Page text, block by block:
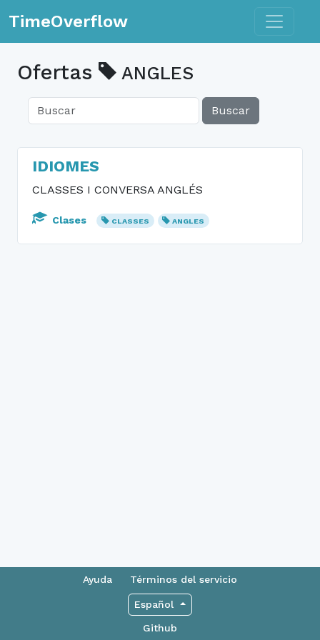
TimeOverflow Toggle
Ofertas ANGLES
Buscar
IDIOMES
CLASSES I CONVERSA ANGLÉS
Clases CLASSES ANGLES
Ayuda Términos del servicio
Español
Github